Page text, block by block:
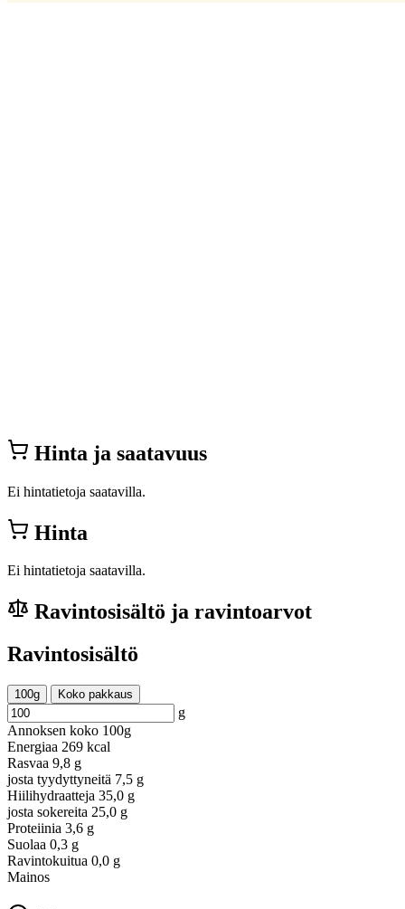
Hinta ja saatavuus
Ei hintatietoja saatavilla.
Hinta
Ei hintatietoja saatavilla.
Ravintosisältö ja ravintoarvot
Ravintosisältö
100g Koko pakkaus
g
Annoksen koko 100g
Energiaa 269 kcal
Rasvaa 9,8 g
josta tyydyttyneitä 7,5 g
Hiilihydraatteja 35,0 g
josta sokereita 25,0 g
Proteiinia 3,6 g
Suolaa 0,3 g
Ravintokuitua 0,0 g
Mainos